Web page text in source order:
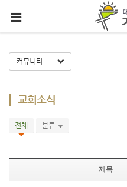
커뮤니티 Toggle Dropdown
교회소식
전체 분류
제목